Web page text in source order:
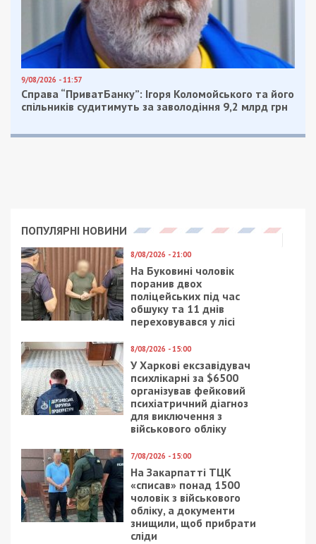
9/08/2026 - 11:57
Справа “ПриватБанку”: Ігоря Коломойського та його
спільників судитимуть за заволодіння 9,2 млрд грн
ПОПУЛЯРНІ НОВИНИ
8/08/2026 - 21:00
На Буковині чоловік
поранив двох
поліцейських під час
обшуку та 11 днів
переховувався у лісі
8/08/2026 - 15:00
У Харкові ексзавідувач
психлікарні за $6500
організував фейковий
психіатричний діагноз
для виключення з
військового обліку
7/08/2026 - 15:00
На Закарпатті ТЦК
«списав» понад 1500
чоловік з військового
обліку, а документи
знищили, щоб прибрати
сліди